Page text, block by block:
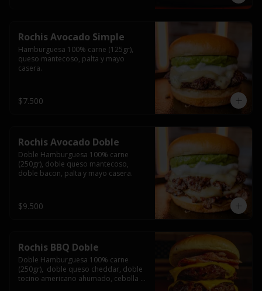
Rochis Avocado Simple
Hamburguesa 100% carne (125gr),
queso mantecoso, palta y mayo
casera.
$7.500
Rochis Avocado Doble
Doble Hamburguesa 100% carne
(250gr), doble queso mantecoso,
doble bacon, palta y mayo casera.
$9.500
Rochis BBQ Doble
Doble Hamburguesa 100% carne
(250gr),  doble queso cheddar, doble
tocino americano ahumado, cebolla